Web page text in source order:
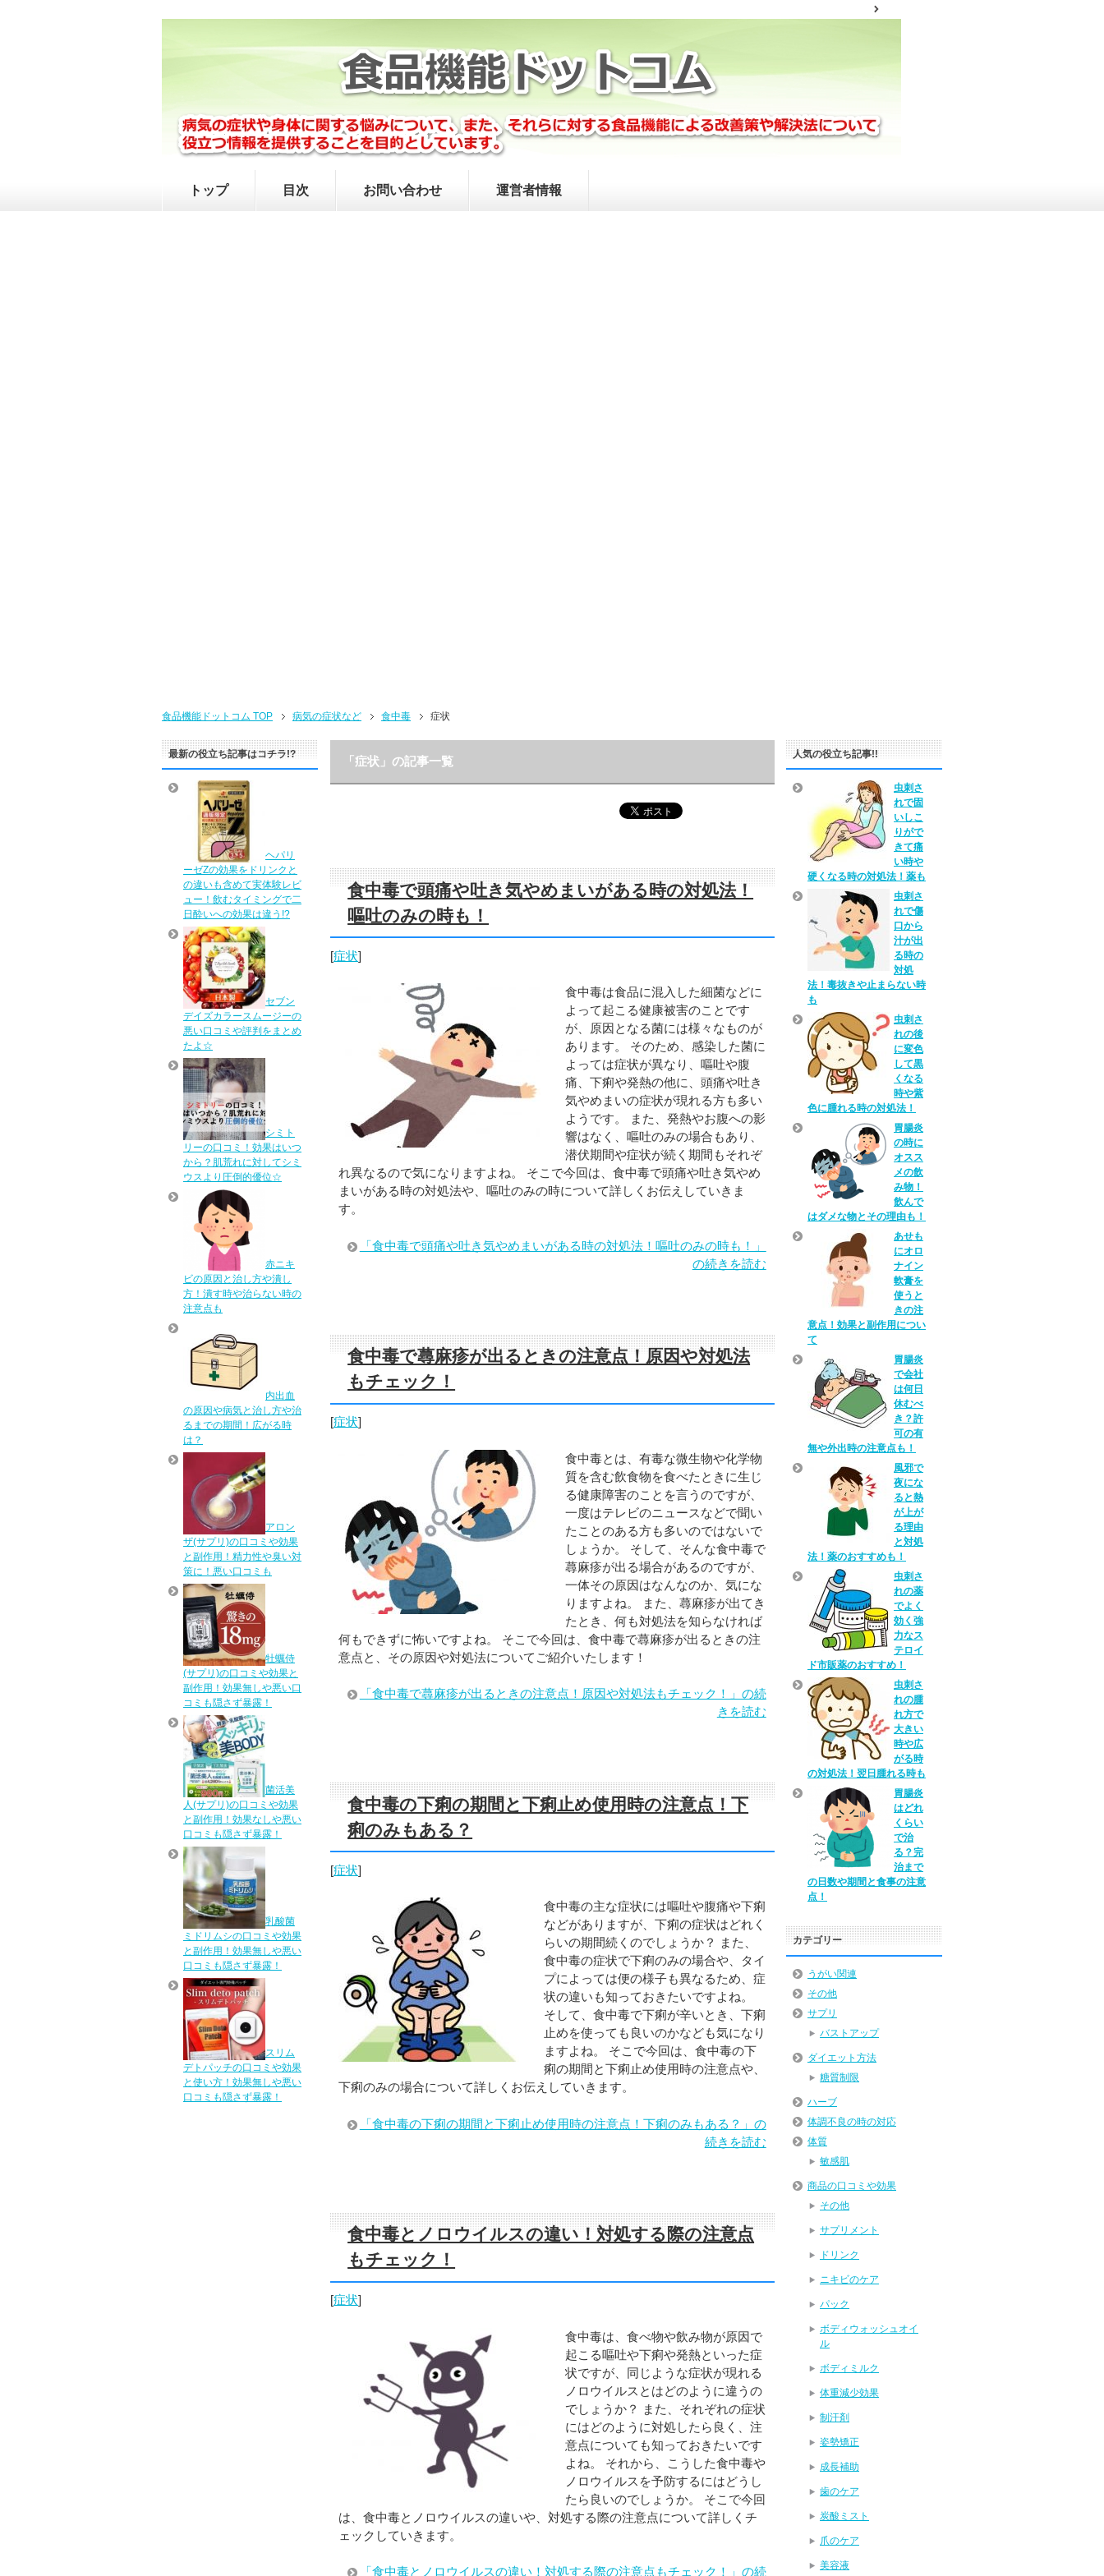
トップ 目次 お問い合わせ 運営者情報
食品機能ドットコム TOP 病気の症状など 食中毒 症状
「症状」の記事一覧
食中毒で頭痛や吐き気やめまいがある時の対処法！
嘔吐のみの時も！
[症状]
食中毒は食品に混入した細菌などに
よって起こる健康被害のことです
が、原因となる菌には様々なものが
あります。 そのため、感染した菌に
よっては症状が異なり、嘔吐や腹
痛、下痢や発熱の他に、頭痛や吐き
気やめまいの症状が現れる方も多い
ようです。 また、発熱やお腹への影
響はなく、嘔吐のみの場合もあり、
潜伏期間や症状が続く期間もそれぞ
れ異なるので気になりますよね。 そこで今回は、食中毒で頭痛や吐き気やめ
まいがある時の対処法や、嘔吐のみの時について詳しくお伝えしていきま
す。
「食中毒で頭痛や吐き気やめまいがある時の対処法！嘔吐のみの時も！」
の続きを読む
食中毒で蕁麻疹が出るときの注意点！原因や対処法
もチェック！
[症状]
食中毒とは、有毒な微生物や化学物
質を含む飲食物を食べたときに生じ
る健康障害のことを言うのですが、
一度はテレビのニュースなどで聞い
たことのある方も多いのではないで
しょうか。 そして、そんな食中毒で
蕁麻疹が出る場合があるのですが、
一体その原因はなんなのか、気にな
りますよね。 また、蕁麻疹が出てき
たとき、何も対処法を知らなければ
何もできずに怖いですよね。 そこで今回は、食中毒で蕁麻疹が出るときの注
意点と、その原因や対処法についてご紹介いたします！
「食中毒で蕁麻疹が出るときの注意点！原因や対処法もチェック！」の続
きを読む
食中毒の下痢の期間と下痢止め使用時の注意点！下
痢のみもある？
[症状]
食中毒の主な症状には嘔吐や腹痛や下痢
などがありますが、下痢の症状はどれく
らいの期間続くのでしょうか？ また、
食中毒の症状で下痢のみの場合や、タイ
プによっては便の様子も異なるため、症
状の違いも知っておきたいですよね。
そして、食中毒で下痢が辛いとき、下痢
止めを使っても良いのかなども気になり
ますよね。 そこで今回は、食中毒の下
痢の期間と下痢止め使用時の注意点や、
下痢のみの場合について詳しくお伝えしていきます。
「食中毒の下痢の期間と下痢止め使用時の注意点！下痢のみもある？」の
続きを読む
食中毒とノロウイルスの違い！対処する際の注意点
もチェック！
[症状]
食中毒は、食べ物や飲み物が原因で
起こる嘔吐や下痢や発熱といった症
状ですが、同じような症状が現れる
ノロウイルスとはどのように違うの
でしょうか？ また、それぞれの症状
にはどのように対処したら良く、注
意点についても知っておきたいです
よね。 それから、こうした食中毒や
ノロウイルスを予防するにはどうし
たら良いのでしょうか。 そこで今回
は、食中毒とノロウイルスの違いや、対処する際の注意点について詳しくチ
ェックしていきます。
「食中毒とノロウイルスの違い！対処する際の注意点もチェック！」の続
最新の役立ち記事はコチラ!?
ヘパリ
ーゼZの効果をドリンクと
の違いも含めて実体験レビ
ュー！飲むタイミングで二
日酔いへの効果は違う!?
セブン
デイズカラースムージーの
悪い口コミや評判をまとめ
たよ☆
シミト
リーの口コミ！効果はいつ
から？肌荒れに対してシミ
ウスより圧倒的優位☆
赤ニキ
ビの原因と治し方や潰し
方！潰す時や治らない時の
注意点も
内出血
の原因や病気と治し方や治
るまでの期間！広がる時
は？
アロン
ザ(サプリ)の口コミや効果
と副作用！精力性や臭い対
策に！悪い口コミも
牡蠣侍
(サプリ)の口コミや効果と
副作用！効果無しや悪い口
コミも隠さず暴露！
菌活美
人(サプリ)の口コミや効果
と副作用！効果なしや悪い
口コミも隠さず暴露！
乳酸菌
ミドリムシの口コミや効果
と副作用！効果無しや悪い
口コミも隠さず暴露！
スリム
デトパッチの口コミや効果
と使い方！効果無しや悪い
口コミも隠さず暴露！
人気の役立ち記事!!
虫刺さ
れで固
いしこ
りがで
きて痛
い時や
硬くなる時の対処法！薬も
虫刺さ
れで傷
口から
汁が出
る時の
対処
法！毒抜きや止まらない時
も
虫刺さ
れの後
に変色
して黒
くなる
時や紫
色に腫れる時の対処法！
胃腸炎
の時に
オスス
メの飲
み物！
飲んで
はダメな物とその理由も！
あせも
にオロ
ナイン
軟膏を
使うと
きの注
意点！効果と副作用につい
て
胃腸炎
で会社
は何日
休むべ
き？許
可の有
無や外出時の注意点も！
風邪で
夜にな
ると熱
が上が
る理由
と対処
法！薬のおすすめも！
虫刺さ
れの薬
でよく
効く強
力なス
テロイ
ド市販薬のおすすめ！
虫刺さ
れの腫
れ方で
大きい
時や広
がる時
の対処法！翌日腫れる時も
胃腸炎
はどれ
くらい
で治
る？完
治まで
の日数や期間と食事の注意
点！
カテゴリー
うがい関連
その他
サプリ
バストアップ
ダイエット方法
糖質制限
ハーブ
体調不良の時の対応
体質
敏感肌
商品の口コミや効果
その他
サプリメント
ドリンク
ニキビのケア
パック
ボディウォッシュオイ
ル
ボディミルク
体重減少効果
制汗剤
姿勢矯正
成長補助
歯のケア
炭酸ミスト
爪のケア
美容液